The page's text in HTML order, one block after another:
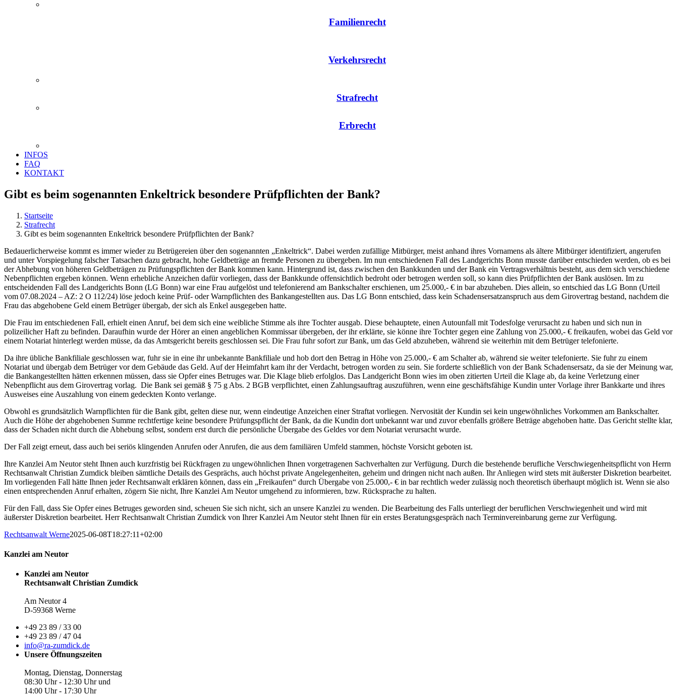
Familienrecht
Verkehrsrecht
Strafrecht
Erbrecht
INFOS
FAQ
KONTAKT
Gibt es beim sogenannten Enkeltrick besondere Prüfpflichten der Bank?
Startseite
Strafrecht
Gibt es beim sogenannten Enkeltrick besondere Prüfpflichten der Bank?
Bedauerlicherweise kommt es immer wieder zu Betrügereien über den sogenannten „Enkeltrick“. Dabei werden zufällige Mitbürger, meist anhand ihres Vornamens als ältere Mitbürger identifiziert, angerufen
und unter Vorspiegelung falscher Tatsachen dazu gebracht, hohe Geldbeträge an fremde Personen zu übergeben. Im nun entschiedenen Fall des Landgerichts Bonn musste darüber entschieden werden, ob es bei
der Abhebung von höheren Geldbeträgen zu Prüfungspflichten der Bank kommen kann. Hintergrund ist, dass zwischen den Bankkunden und der Bank ein Vertragsverhältnis besteht, aus dem sich verschiedene
Nebenpflichten ergeben können. Wenn erhebliche Anzeichen dafür vorliegen, dass der Bankkunde offensichtlich bedroht oder betrogen werden soll, so kann dies Prüfpflichten der Bank auslösen. Im zu
entscheidenden Fall des Landgerichts Bonn (LG Bonn) war eine Frau aufgelöst und telefonierend am Bankschalter erschienen, um 25.000,- € in bar abzuheben. Dies allein, so entschied das LG Bonn (Urteil
vom 07.08.2024 – AZ: 2 O 112/24) löse jedoch keine Prüf- oder Warnpflichten des Bankangestellten aus. Das LG Bonn entschied, dass kein Schadensersatzanspruch aus dem Girovertrag bestand, nachdem die
Frau das abgehobene Geld einem Betrüger übergab, der sich als Enkel ausgegeben hatte.
Die Frau im entschiedenen Fall, erhielt einen Anruf, bei dem sich eine weibliche Stimme als ihre Tochter ausgab. Diese behauptete, einen Autounfall mit Todesfolge verursacht zu haben und sich nun in
polizeilicher Haft zu befinden. Daraufhin wurde der Hörer an einen angeblichen Kommissar übergeben, der ihr erklärte, sie könne ihre Tochter gegen eine Zahlung von 25.000,- € freikaufen, wobei das Geld vor
einem Notariat hinterlegt werden müsse, da das Amtsgericht bereits geschlossen sei. Die Frau fuhr sofort zur Bank, um das Geld abzuheben, während sie weiterhin mit dem Betrüger telefonierte.
Da ihre übliche Bankfiliale geschlossen war, fuhr sie in eine ihr unbekannte Bankfiliale und hob dort den Betrag in Höhe von 25.000,- € am Schalter ab, während sie weiter telefonierte. Sie fuhr zu einem
Notariat und übergab dem Betrüger vor dem Gebäude das Geld. Auf der Heimfahrt kam ihr der Verdacht, betrogen worden zu sein. Sie forderte schließlich von der Bank Schadensersatz, da sie der Meinung war,
die Bankangestellten hätten erkennen müssen, dass sie Opfer eines Betruges war. Die Klage blieb erfolglos. Das Landgericht Bonn wies im oben zitierten Urteil die Klage ab, da keine Verletzung einer
Nebenpflicht aus dem Girovertrag vorlag. Die Bank sei gemäß § 75 g Abs. 2 BGB verpflichtet, einen Zahlungsauftrag auszuführen, wenn eine geschäftsfähige Kundin unter Vorlage ihrer Bankkarte und ihres
Ausweises eine Auszahlung von einem gedeckten Konto verlange.
Obwohl es grundsätzlich Warnpflichten für die Bank gibt, gelten diese nur, wenn eindeutige Anzeichen einer Straftat vorliegen. Nervosität der Kundin sei kein ungewöhnliches Vorkommen am Bankschalter.
Auch die Höhe der abgehobenen Summe rechtfertige keine besondere Prüfungspflicht der Bank, da die Kundin dort unbekannt war und zuvor ebenfalls größere Beträge abgehoben hatte. Das Gericht stellte klar,
dass der Schaden nicht durch die Abhebung selbst, sondern erst durch die persönliche Übergabe des Geldes vor dem Notariat verursacht wurde.
Der Fall zeigt erneut, dass auch bei seriös klingenden Anrufen oder Anrufen, die aus dem familiären Umfeld stammen, höchste Vorsicht geboten ist.
Ihre Kanzlei Am Neutor steht Ihnen auch kurzfristig bei Rückfragen zu ungewöhnlichen Ihnen vorgetragenen Sachverhalten zur Verfügung. Durch die bestehende berufliche Verschwiegenheitspflicht von Herrn
Rechtsanwalt Christian Zumdick bleiben sämtliche Details des Gesprächs, auch höchst private Angelegenheiten, geheim und dringen nicht nach außen. Ihr Anliegen wird stets mit äußerster Diskretion bearbeitet.
Im vorliegenden Fall hätte Ihnen jeder Rechtsanwalt erklären können, dass ein „Freikaufen“ durch Übergabe von 25.000,- € in bar rechtlich weder zulässig noch theoretisch überhaupt möglich ist. Wenn sie also
einen entsprechenden Anruf erhalten, zögern Sie nicht, Ihre Kanzlei Am Neutor umgehend zu informieren, bzw. Rücksprache zu halten.
Für den Fall, dass Sie Opfer eines Betruges geworden sind, scheuen Sie sich nicht, sich an unsere Kanzlei zu wenden. Die Bearbeitung des Falls unterliegt der beruflichen Verschwiegenheit und wird mit
äußerster Diskretion bearbeitet. Herr Rechtsanwalt Christian Zumdick von Ihrer Kanzlei Am Neutor steht Ihnen für ein erstes Beratungsgespräch nach Terminvereinbarung gerne zur Verfügung.
Rechtsanwalt Werne2025-06-08T18:27:11+02:00
Kanzlei am Neutor
Kanzlei am Neutor
Rechtsanwalt Christian Zumdick
Am Neutor 4
D-59368 Werne
+49 23 89 / 33 00
+49 23 89 / 47 04
info@ra-zumdick.de
Unsere Öffnungszeiten
Montag, Dienstag, Donnerstag
08:30 Uhr - 12:30 Uhr und
14:00 Uhr - 17:30 Uhr